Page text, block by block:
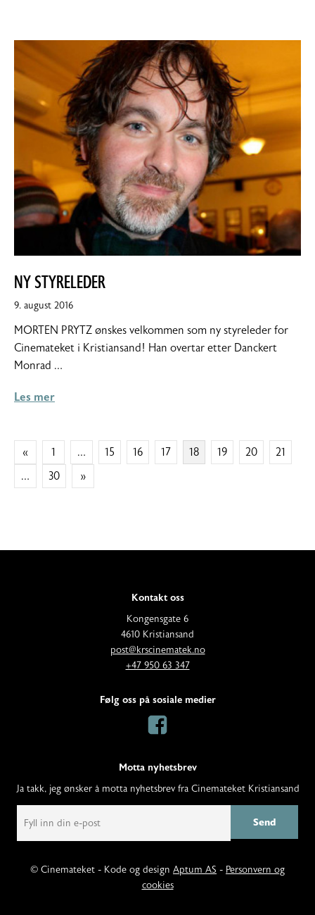
NY STYRELEDER
9. august 20169.
2016
MORTEN PRYTZ ønskes velkommen som ny styreleder for
Cinemateket i Kristiansand! Han overtar etter Danckert
Monrad …
Les mer
SIDEPAGINERING
« 1 … 15 16 17 18 19 20
21
…
30 »
Kontakt oss
A
d
d
r
s
Kongensgate 6
4610 Kristiansand
E
s
post@krscinematek.no
T
l
:
+47 950 63 347
Følg oss på sosiale medier
Motta nyhetsbrev
Ja takk, jeg ønsker å motta nyhetsbrev fra Cinemateket Kristiansand
i
© Cinemateket - Kode og design Aptum AS - Personvern og
cookies